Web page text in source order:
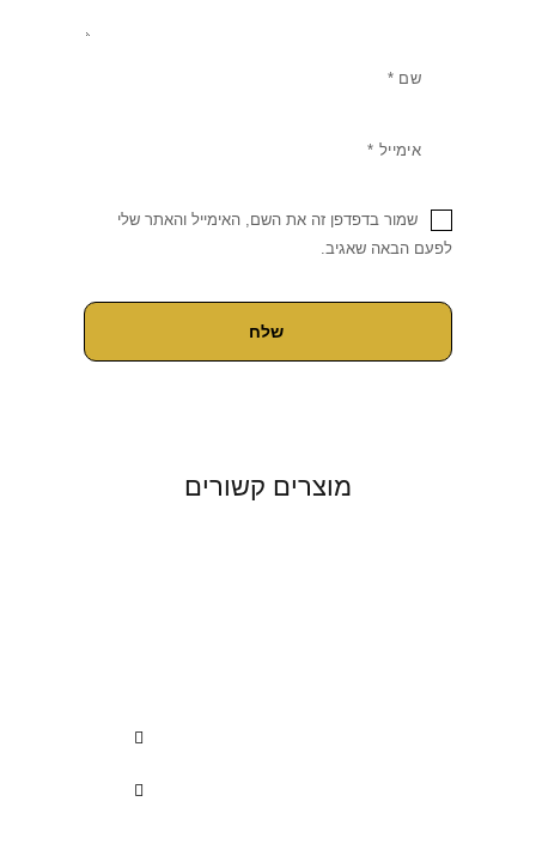
שמור בדפדפן זה את השם, האימייל והאתר שלי
לפעם הבאה שאגיב.
מוצרים קשורים